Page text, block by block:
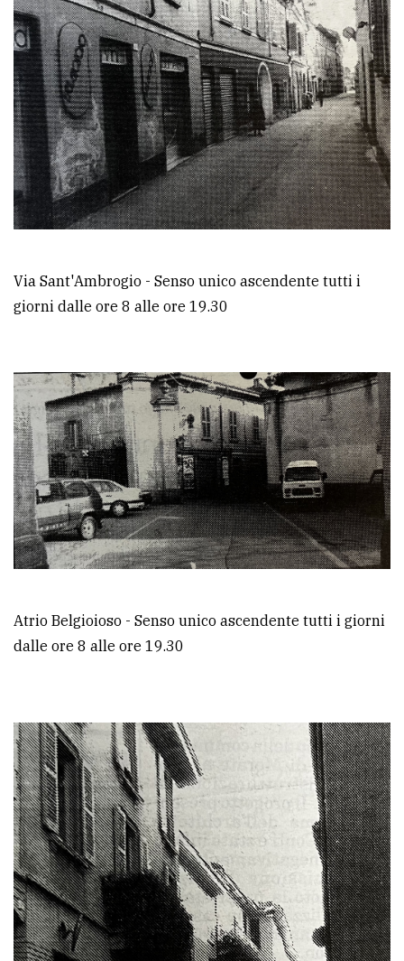
Via Sant'Ambrogio - Senso unico ascendente tutti i
giorni dalle ore 8 alle ore 19.30
Atrio Belgioioso - Senso unico ascendente tutti i giorni
dalle ore 8 alle ore 19.30